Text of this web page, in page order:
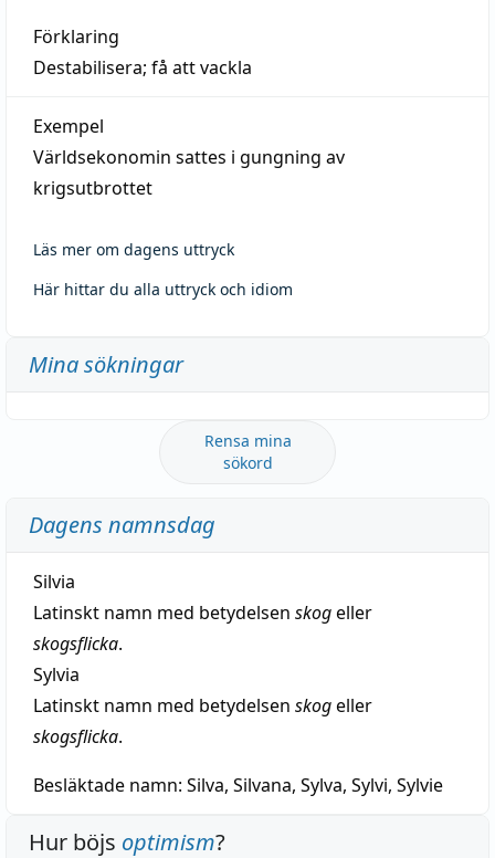
Förklaring
Destabilisera; få att vackla
Exempel
Världsekonomin sattes i gungning av
krigsutbrottet
Läs mer om dagens uttryck
Här hittar du alla uttryck och idiom
Mina sökningar
Rensa mina
sökord
Dagens namnsdag
Silvia
Latinskt namn med betydelsen skogeller
skogsflicka.
Sylvia
Latinskt namn med betydelsen skogeller
skogsflicka.
Besläktade namn: Silva, Silvana, Sylva, Sylvi, Sylvie
Hur böjs optimism?